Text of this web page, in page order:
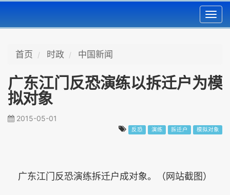
首页 时政 中国新闻
广东江门反恐演练以拆迁户为模
拟对象
2015-05-01
反恐 演练 拆迁户 模拟对象
广东江门反恐演练拆迁户成对象。（网站截图）